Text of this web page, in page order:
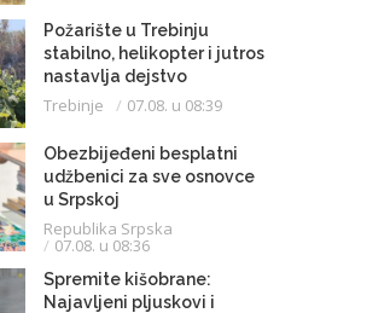
Požarište u Trebinju
stabilno, helikopter i jutros
nastavlja dejstvo
Trebinje 07.08. u 08:39
Obezbijeđeni besplatni
udžbenici za sve osnovce
u Srpskoj
Republika Srpska
07.08. u 08:36
Spremite kišobrane:
Najavljeni pljuskovi i